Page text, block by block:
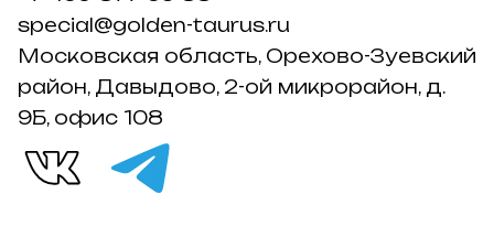
special@golden-taurus.ru
Московская область, Орехово-Зуевский
район, Давыдово, 2-ой микрорайон, д.
9Б, офис 108